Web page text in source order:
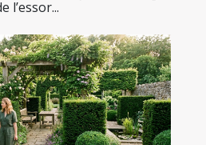
l’essor...